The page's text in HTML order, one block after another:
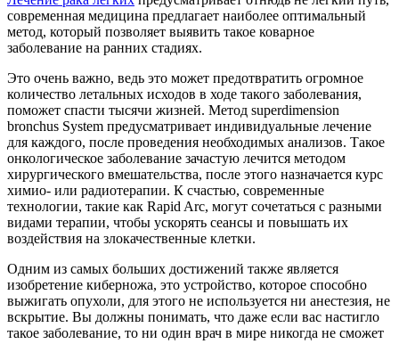
современная медицина предлагает наиболее оптимальный
метод, который позволяет выявить такое коварное
заболевание на ранних стадиях.
Это очень важно, ведь это может предотвратить огромное
количество летальных исходов в ходе такого заболевания,
поможет спасти тысячи жизней. Метод superdimension
bronchus System предусматривает индивидуальные лечение
для каждого, после проведения необходимых анализов. Такое
онкологическое заболевание зачастую лечится методом
хирургического вмешательства, после этого назначается курс
химио- или радиотерапии. К счастью, современные
технологии, такие как Rapid Arc, могут сочетаться с разными
видами терапии, чтобы ускорять сеансы и повышать их
воздействия на злокачественные клетки.
Одним из самых больших достижений также является
изобретение киберножа, это устройство, которое способно
выжигать опухоли, для этого не используется ни анестезия, не
вскрытие. Вы должны понимать, что даже если вас настигло
такое заболевание, то ни один врач в мире никогда не сможет